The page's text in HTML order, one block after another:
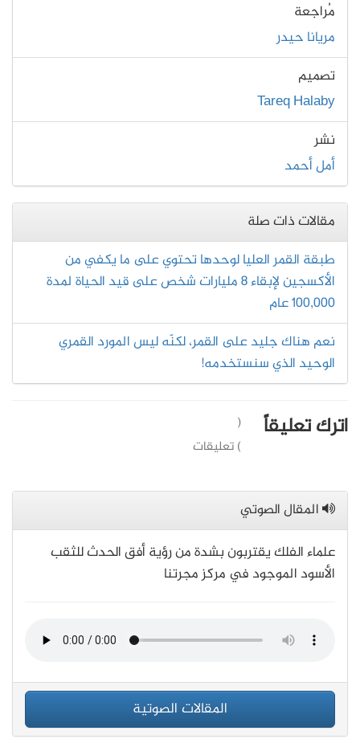
مُراجعة
مريانا حيدر
تصميم
Tareq Halaby
نشر
أمل أحمد
مقالات ذات صلة
طبقة القمر العليا لوحدها تحتوي على ما يكفي من
الأكسجين لإبقاء 8 مليارات شخص على قيد الحياة لمدة
100,000 عام
نعم هناك جليد على القمر، لكنّه ليس المورد القمري
الوحيد الذي سنستخدمه!
اترك تعليقاً
(
) تعليقات
المقال الصوتي
علماء الفلك يقتربون بشدة من رؤية أفق الحدث للثقب
الأسود الموجود في مركز مجرتنا
المقالات الصوتية